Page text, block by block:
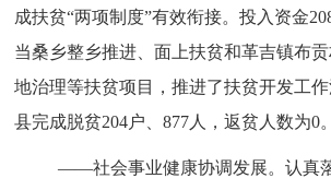
成扶贫“两项制度”有效衔接。投入资金
当桑乡整乡推进、面上扶贫和革吉镇布
地治理等扶贫项目，推进了扶贫开发工
县完成脱贫204户、877人，返贫人数为0。
——社会事业健康协调发展。认真